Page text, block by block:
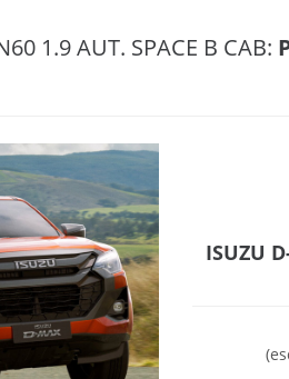
1.9 AUT. SPACE B CAB:
ISUZU